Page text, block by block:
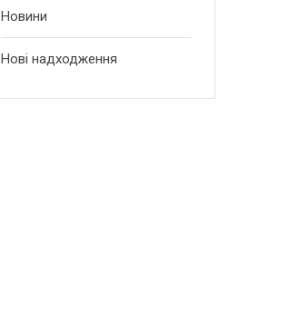
Новини
Нові надходження